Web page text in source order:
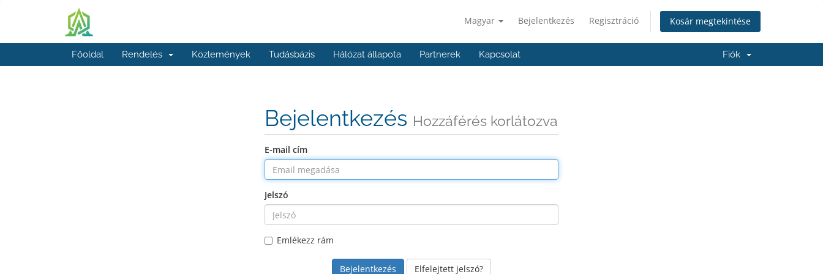
Magyar Bejelentkezés Regisztráció Kosár megtekintése
Főoldal Rendelés Közlemények Tudásbázis Hálózat állapota Partnerek Kapcsolat Fiók
Bejelentkezés Hozzáférés korlátozva
E-mail cím
Jelszó
Emlékezz rám
Elfelejtett jelszó?